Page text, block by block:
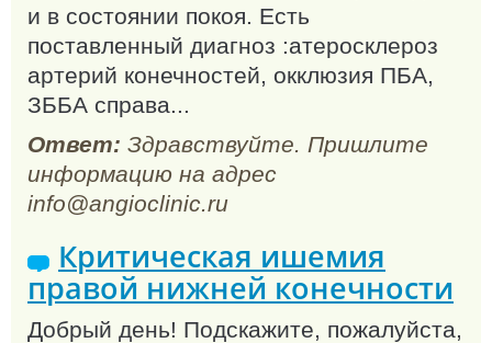
и в состоянии покоя. Есть
поставленный диагноз :атеросклероз
артерий конечностей, окклюзия ПБА,
ЗББА справа...
Ответ: Здравствуйте. Пришлите
информацию на адрес
info@angioclinic.ru
Критическая ишемия
правой нижней конечности
Добрый день! Подскажите, пожалуйста,